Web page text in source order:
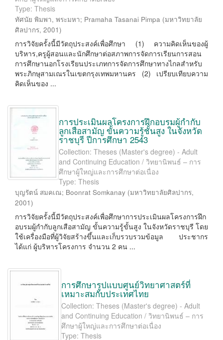
Type: Thesis
ทัศนัย พิมพา, พระมหา; Pramaha Tasanai Pimpa (มหาวิทยาลัย
ศิลปากร, 2001)
การวิจัยครั้งนี้มีวัตถุประสงค์เพื่อศึกษา (1) ความคิดเห็นของผู้
บริหาร,ครูผู้สอนและนักศึกษาต่อสภาพการจัดการเรียนการสอน
การศึกษานอกโรงเรียนประเภทการจัดการศึกษาทางไกลสำหรับ
พระภิกษุสามเณรในเขตกรุงเทพมหานคร (2) เปรียบเทียบความ
คิดเห็นของ ...
การประเมินผลโครงการฝึกอบรมผู้กำกับ
ลูกเสือสามัญ ขั้นความรู้ชั้นสูง ในจังหวัด
ราชบุรี ปีการศึกษา 2543
Collection: Theses (Master's degree) - Adult
and Continuing Education / วิทยานิพนธ์ – การ
ศึกษาผู้ใหญ่และการศึกษาต่อเนื่อง
Type: Thesis
บุญรัตน์ สมคเณ; Boonrat Somkanay (มหาวิทยาลัยศิลปากร,
2001)
การวิจัยครั้งนี้มีวัตถุประสงค์เพื่อศึกษาการประเมินผลโครงการฝึก
อบรมผู้กำกับลูกเสือสามัญ ขั้นความรู้ขั้นสูง ในจังหวัดราชบุรี โดย
ใช้เครื่องมือที่ผู้วิจัยสร้างขึ้นและเก็บรวบรวมข้อมูล ประชากร
ได้แก่ ผู้บริหารโครงการ จำนวน 2 คน ...
การศึกษารูปแบบศูนย์วิทยาศาสตร์ที่
เหมาะสมกับประเทศไทย
Collection: Theses (Master's degree) - Adult
and Continuing Education / วิทยานิพนธ์ – การ
ศึกษาผู้ใหญ่และการศึกษาต่อเนื่อง
Type: Thesis